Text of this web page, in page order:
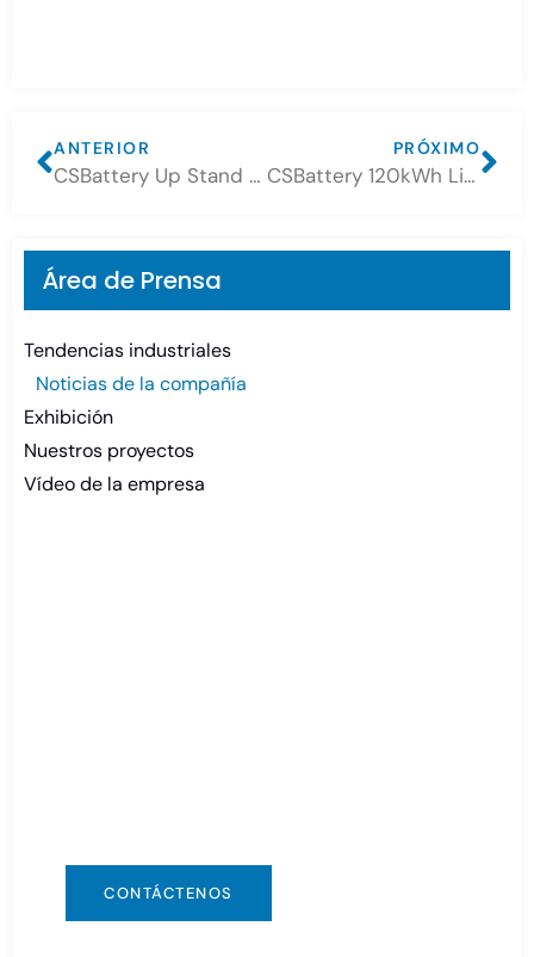
Área de Prensa
Tendencias industriales
Noticias de la compañía
Exhibición
Nuestros proyectos
Vídeo de la empresa
CONTÁCTENOS
ANTERIOR
CSBattery Up Stand Lithium Battery 14.3kWh
PRÓXIMO
CSBattery 120kWh Lithium Battery+50kw Inverter ESS system